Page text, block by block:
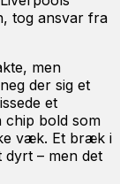
tog ansvar fra
men
der sig et
et
chip bold som
væk. Et bræk i
– men det